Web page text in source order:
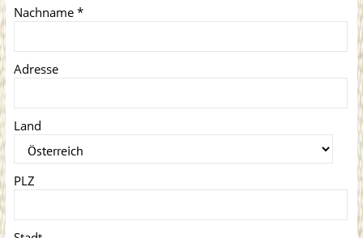
Nachname *
Adresse
Land
PLZ